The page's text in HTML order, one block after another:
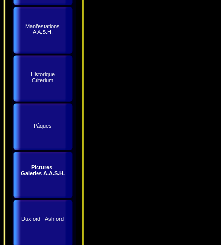
Manifestations
A.A.S.H.
Historique
Criterium
Pâques
Pictures
Galeries A.A.S.H.
Duxford - Ashford